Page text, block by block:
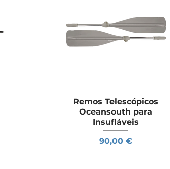
Visualização rápida
Remos Telescópicos
Oceansouth para
Insufláveis
Preço
90,00 €